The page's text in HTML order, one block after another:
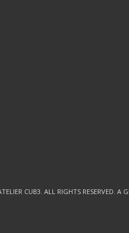
CUB3. ALL RIGHTS RESERVED. A